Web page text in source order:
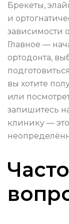
Брекеты,
и
зависимости
Главное —
ортодонта,
вы хотите
или
запишитесь
клинику —